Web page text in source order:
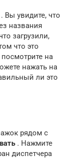
. Вы увидите, что
названия
загрузили,
что это
на
нажать на
ли это
рядом с
. Нажмите
диспетчера